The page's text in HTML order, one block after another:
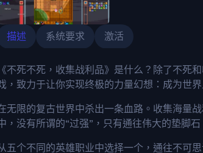
描述 系统要求 激活
不死不死，收集战利品》是什么？除了不死
，致力于让你实现终极的力量幻想：成为世
无限的复古世界中杀出一条血路。收集海量
，没有所谓的“过强”，只有通往伟大的垫脚石
五个不同的英雄职业中选择一个，通往不可